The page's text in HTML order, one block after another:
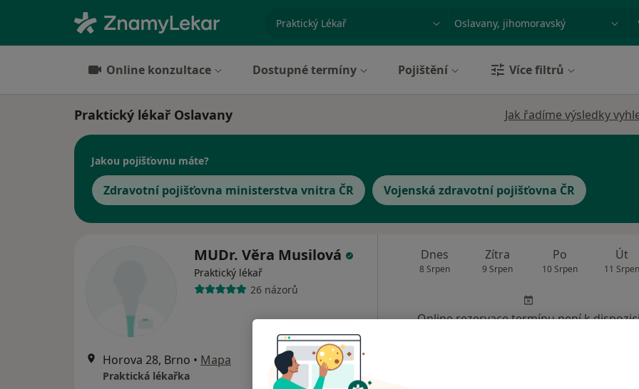
specializace, nemoc nebo příjmení
Online konzultace Dostupné termíny Pojištění Více filtrů
Praktický lékař Oslavany Jak řadíme výsledky
Jakou pojišťovnu máte?
Zdravotní pojišťovna ministerstva vnitra ČR Vojenská zdravotní pojišťovna ČR
MUDr. Věra Musilová
Praktický lékař
26 názorů
Horova 28, Brno • Mapa
Praktická lékařka
Dnes
8 Srpen
Zítra
9 Srpen
Po
10 Srpen
Út
11 Srpen
Online rezervace termínu není k